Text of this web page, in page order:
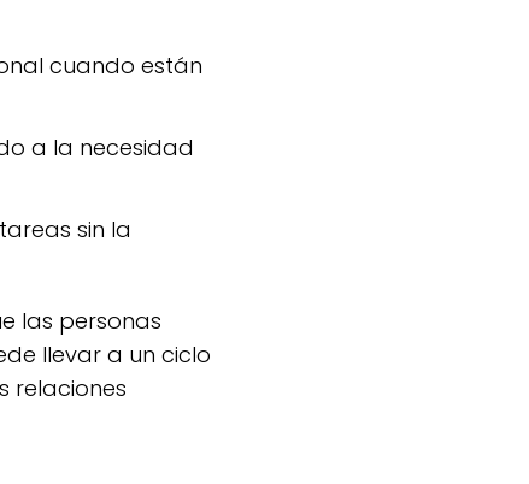
cuando están
a la necesidad
sin la
las personas
llevar a un ciclo
relaciones